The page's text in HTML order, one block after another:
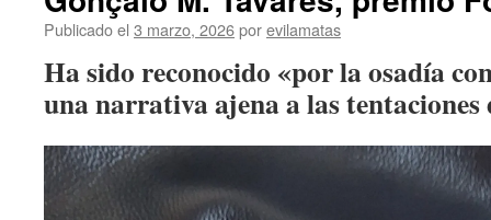
Publicado el 3 marzo, 2026porevilamatas
Ha sido reconocido «por la osadía
una narrativa ajena a las tentaciones